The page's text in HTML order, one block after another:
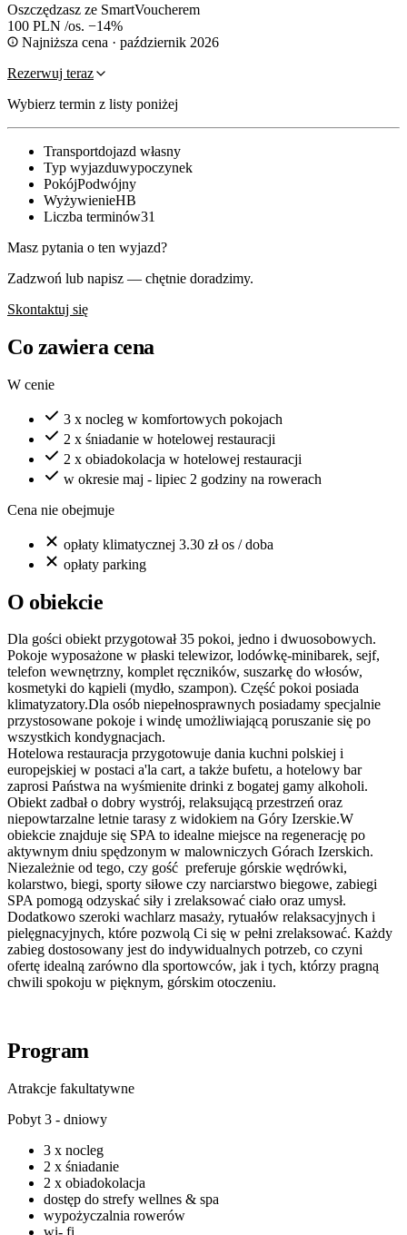
Oszczędzasz ze SmartVoucherem
100 PLN /os. −14%
Najniższa cena · październik 2026
Rezerwuj teraz
Wybierz termin z listy poniżej
Transportdojazd własny
Typ wyjazduwypoczynek
PokójPodwójny
WyżywienieHB
Liczba terminów31
Masz pytania o ten wyjazd?
Zadzwoń lub napisz — chętnie doradzimy.
Skontaktuj się
Co zawiera cena
W cenie
3 x nocleg w komfortowych pokojach
2 x śniadanie w hotelowej restauracji
2 x obiadokolacja w hotelowej restauracji
w okresie maj - lipiec 2 godziny na rowerach
Cena nie obejmuje
opłaty klimatycznej 3.30 zł os / doba
opłaty parking
O obiekcie
Dla gości obiekt przygotował 35 pokoi, jedno i dwuosobowych.
Pokoje wyposażone w płaski telewizor, lodówkę-minibarek, sejf,
telefon wewnętrzny, komplet ręczników, suszarkę do włosów,
kosmetyki do kąpieli (mydło, szampon). Część pokoi posiada
klimatyzatory.Dla osób niepełnosprawnych posiadamy specjalnie
przystosowane pokoje i windę umożliwiającą poruszanie się po
wszystkich kondygnacjach.
Hotelowa restauracja przygotowuje dania kuchni polskiej i
europejskiej w postaci a'la cart, a także bufetu, a hotelowy bar
zaprosi Państwa na wyśmienite drinki z bogatej gamy alkoholi.
Obiekt zadbał o dobry wystrój, relaksującą przestrzeń oraz
niepowtarzalne letnie tarasy z widokiem na Góry Izerskie.W
obiekcie znajduje się SPA to idealne miejsce na regenerację po
aktywnym dniu spędzonym w malowniczych Górach Izerskich.
Niezależnie od tego, czy gość preferuje górskie wędrówki,
kolarstwo, biegi, sporty siłowe czy narciarstwo biegowe, zabiegi
SPA pomogą odzyskać siły i zrelaksować ciało oraz umysł.
Dodatkowo szeroki wachlarz masaży, rytuałów relaksacyjnych i
pielęgnacyjnych, które pozwolą Ci się w pełni zrelaksować. Każdy
zabieg dostosowany jest do indywidualnych potrzeb, co czyni
ofertę idealną zarówno dla sportowców, jak i tych, którzy pragną
chwili spokoju w pięknym, górskim otoczeniu.
Program
Atrakcje fakultatywne
Pobyt 3 - dniowy
3 x nocleg
2 x śniadanie
2 x obiadokolacja
dostęp do strefy wellnes & spa
wypożyczalnia rowerów